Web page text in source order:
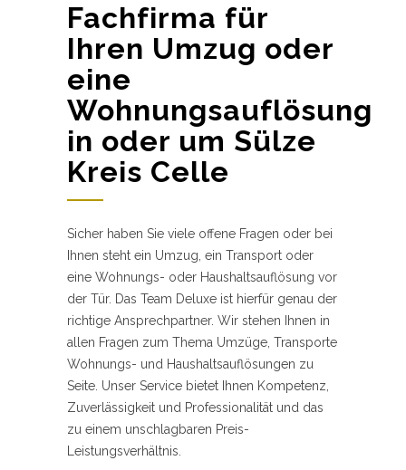
Fachfirma für
Ihren Umzug oder
eine
Wohnungsauflösung
in oder um Sülze
Kreis Celle
Sicher haben Sie viele offene Fragen oder bei
Ihnen steht ein Umzug, ein Transport oder
eine Wohnungs- oder Haushaltsauflösung vor
der Tür. Das Team Deluxe ist hierfür genau der
richtige Ansprechpartner. Wir stehen Ihnen in
allen Fragen zum Thema Umzüge, Transporte
Wohnungs- und Haushaltsauflösungen zu
Seite. Unser Service bietet Ihnen Kompetenz,
Zuverlässigkeit und Professionalität und das
zu einem unschlagbaren Preis-
Leistungsverhältnis.